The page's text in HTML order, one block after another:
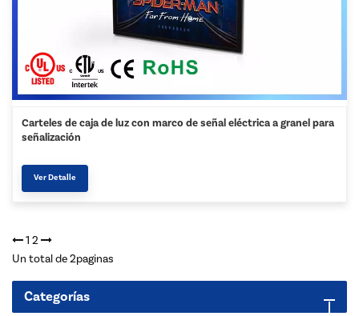
Carteles de caja de luz con marco de señal eléctrica a granel para
señalización
Ver Detalle
1 2
Un total de2paginas
Categorías